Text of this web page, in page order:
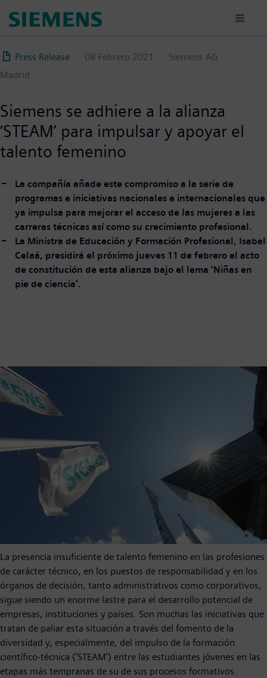
principal
Press Release 08 Febrero 2021
Siemens AG
Madrid
Siemens se adhiere a la alianza
‘STEAM’ para impulsar y apoyar el
talento femenino
La compañía añade este compromiso a la serie de
programas e iniciativas nacionales e internacionales que
ya impulsa para mejorar el acceso de las mujeres a las
carreras técnicas así como su crecimiento profesional.
La Ministra de Educación y Formación Profesional, Isabel
Celaá, presidirá el próximo jueves 11 de febrero el acto
de constitución de esta alianza bajo el lema ‘Niñas en
pie de ciencia’.
La presencia insuficiente de talento femenino en las profesiones
de carácter técnico, en los puestos de responsabilidad y en los
órganos de decisión, tanto administrativos como corporativos,
sigue siendo un enorme lastre para el desarrollo potencial de
empresas, instituciones y países. Son muchas las iniciativas que
tratan de paliar esta situación a través del fomento de la
diversidad y, especialmente, del impulso de la formación
científico-técnica (‘STEAM’) entre las estudiantes jóvenes en las
etapas más tempranas de su de sus procesos formativos.